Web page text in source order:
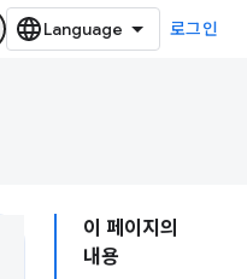
로그인
이 페이지의
내용